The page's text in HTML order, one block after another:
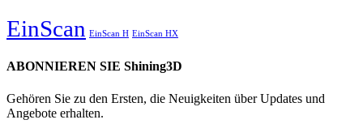
EinScan EinScan H EinScan HX
ABONNIEREN SIE Shining3D
Gehören Sie zu den Ersten, die Neuigkeiten über Updates und
Angebote erhalten.